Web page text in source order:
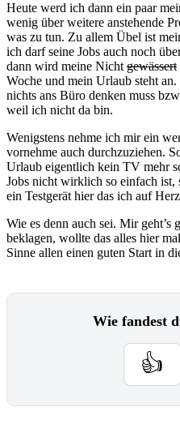
Heute werd ich dann ein paar
wenig über weitere anstehende
was zu tun. Zu allem Übel ist
ich darf seine Jobs auch noch
dann wird meine Nicht gewässert
Woche und mein Urlaub steht
nichts ans Büro denken muss
weil ich nicht da bin.
Wenigstens nehme ich mir ein
vornehme auch durchzuziehen.
Urlaub eigentlich kein TV mehr
Jobs nicht wirklich so einfach ist,
ein Testgerät hier das ich auf
Wie es denn auch sei. Mir
beklagen, wollte das alles hier
Sinne allen einen guten Start in
Wie fandest
👍